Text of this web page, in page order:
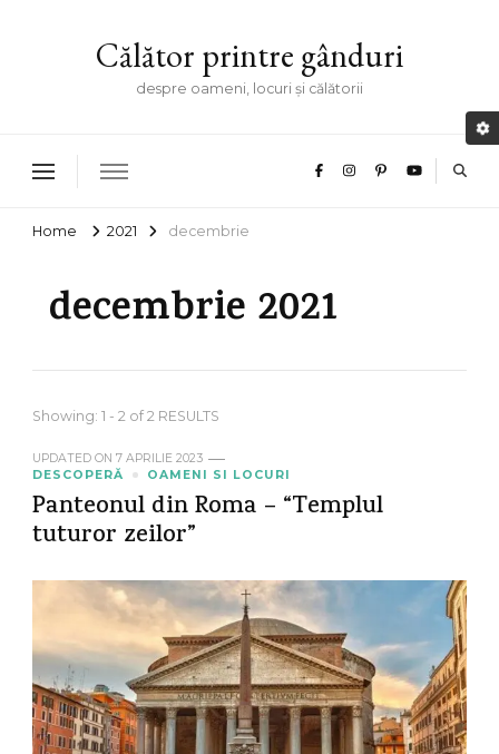
Călător printre gânduri
despre oameni, locuri și călătorii
Home 2021 decembrie
decembrie 2021
Showing: 1 - 2 of 2 RESULTS
UPDATED ON 7 APRILIE 2023
DESCOPERĂ
OAMENI SI LOCURI
Panteonul din Roma – “Templul
tuturor zeilor”